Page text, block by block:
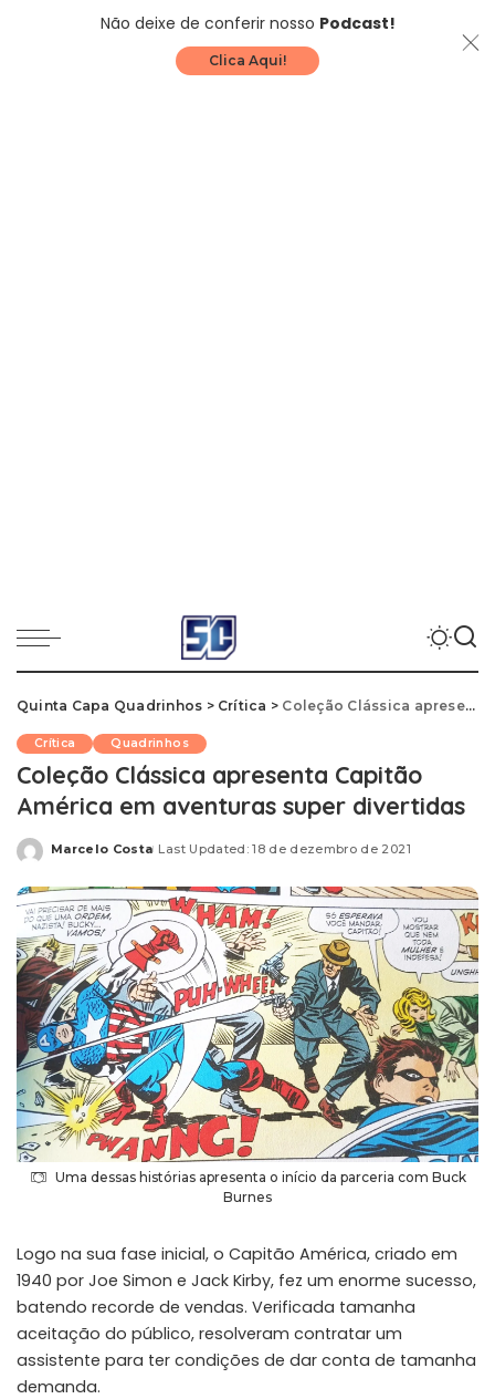
Não deixe de conferir nosso Podcast!
Clica Aqui!
Quinta Capa Quadrinhos > Crítica > Coleção Clássica apresenta Capitão América em aventuras super divertidas
Crítica Quadrinhos
Coleção Clássica apresenta Capitão
América em aventuras super divertidas
Posted
Marcelo Costa Last Updated: 18 de dezembro de 2021
Uma dessas histórias apresenta o início da parceria com Buck
Burnes
Logo na sua fase inicial, o Capitão América, criado em
1940 por Joe Simon e Jack Kirby, fez um enorme sucesso,
batendo recorde de vendas. Verificada tamanha
aceitação do público, resolveram contratar um
assistente para ter condições de dar conta de tamanha
demanda.